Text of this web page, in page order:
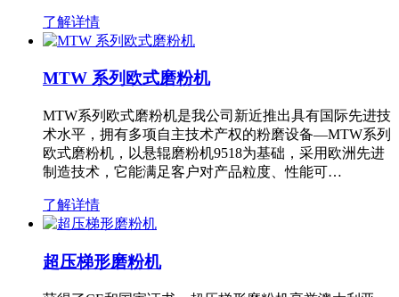
了解详情
MTW 系列欧式磨粉机
MTW系列欧式磨粉机是我公司新近推出具有国际先进技
术水平，拥有多项自主技术产权的粉磨设备—MTW系列
欧式磨粉机，以悬辊磨粉机9518为基础，采用欧洲先进
制造技术，它能满足客户对产品粒度、性能可…
了解详情
超压梯形磨粉机